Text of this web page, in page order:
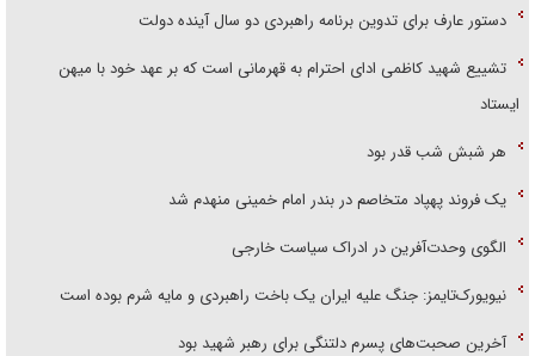
دستور عارف برای تدوین برنامه راهبردی دو سال آینده دولت
تشییع شهید کاظمی ادای احترام به قهرمانی است که بر عهد خود با میهن
ایستاد
هر شبش شب قدر بود
یک فروند پهپاد متخاصم در بندر امام خمینی منهدم شد
الگوی وحدت‌آفرین در ادراک سیاست خارجی
نیویورک‌تایمز: جنگ علیه ایران یک باخت راهبردی و مایه شرم بوده است
آخرین صحبت‌های پسرم دلتنگی برای رهبر شهید بود